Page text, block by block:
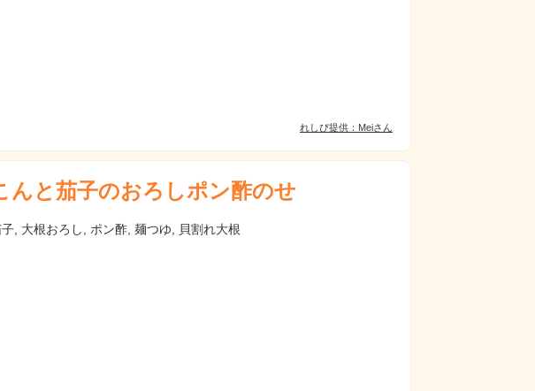
れしぴ提供：Meiさん
んと茄子のおろしポン酢のせ
, 大根おろし, ポン酢, 麺つゆ, 貝割れ大根